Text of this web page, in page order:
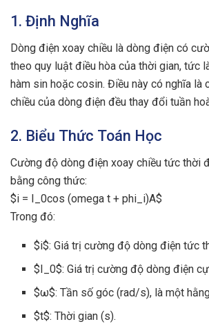
1. Định Nghĩa
Dòng điện xoay chiều là dòng điện có
theo quy luật điều hòa của thời gian, tức
hàm sin hoặc cosin. Điều này có nghĩa là
chiều của dòng điện đều thay đổi tuần
2. Biểu Thức Toán Học
Cường độ dòng điện xoay chiều tức thời
bằng công thức:
$i = I_0cos (omega t + phi_i)A$
Trong đó:
$i$: Giá trị cường độ dòng điện tức
$I_0$: Giá trị cường độ dòng điện
$ω$: Tần số góc (rad/s), là một
$t$: Thời gian (s).